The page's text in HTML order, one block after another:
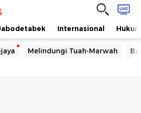
Internasional Hukum
Melindungi Tuah-Marwah